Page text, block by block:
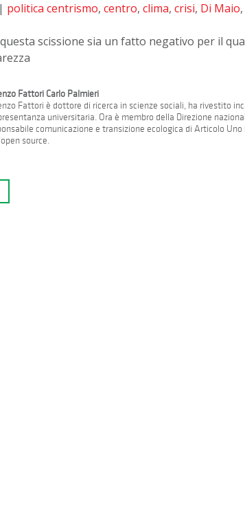
| politica centrismo, centro, clima, crisi, Di Maio,
scissione sia un fatto negativo per il
Fattori Carlo Palmieri
Fattori è dottore di ricerca in scienze sociali, ha rivestito
universitaria. Ora è membro della Direzione
comunicazione e transizione ecologica di Articolo
source.